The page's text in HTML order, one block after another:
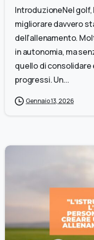
IntroduzioneNel
migliorare davvero
dell’allenamento.
in autonomia, ma
quello di
progressi. Un...
Gennaio 13, 2026